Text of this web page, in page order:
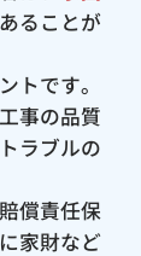
ることが
トです。
事の品質
ラブルの
償責任保
家財など